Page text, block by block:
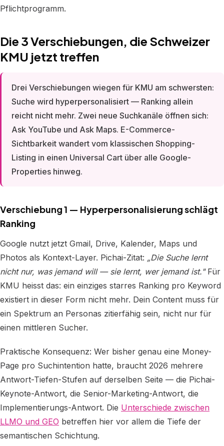
Pflichtprogramm.
Die 3 Verschiebungen, die Schweizer
KMU jetzt treffen
Drei Verschiebungen wiegen für KMU am schwersten:
Suche wird hyperpersonalisiert — Ranking allein
reicht nicht mehr. Zwei neue Suchkanäle öffnen sich:
Ask YouTube und Ask Maps. E-Commerce-
Sichtbarkeit wandert vom klassischen Shopping-
Listing in einen Universal Cart über alle Google-
Properties hinweg.
Verschiebung 1 — Hyperpersonalisierung schlägt
Ranking
Google nutzt jetzt Gmail, Drive, Kalender, Maps und
Photos als Kontext-Layer. Pichai-Zitat: „Die Suche lernt
nicht nur, was jemand will — sie lernt, wer jemand ist."Für
KMU heisst das: ein einziges starres Ranking pro Keyword
existiert in dieser Form nicht mehr. Dein Content muss für
ein Spektrum an Personas zitierfähig sein, nicht nur für
einen mittleren Sucher.
Praktische Konsequenz: Wer bisher genau eine Money-
Page pro Suchintention hatte, braucht 2026 mehrere
Antwort-Tiefen-Stufen auf derselben Seite — die Pichai-
Keynote-Antwort, die Senior-Marketing-Antwort, die
Implementierungs-Antwort. Die Unterschiede zwischen
LLMO und GEO betreffen hier vor allem die Tiefe der
semantischen Schichtung.